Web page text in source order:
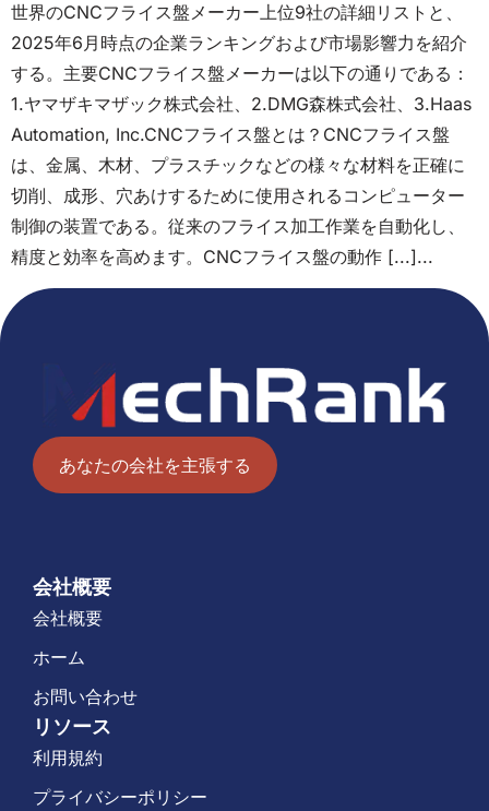
世界のCNCフライス盤メーカー上位9社の詳細リストと、
2025年6月時点の企業ランキングおよび市場影響力を紹介
する。主要CNCフライス盤メーカーは以下の通りである：
1.ヤマザキマザック株式会社、2.DMG森株式会社、3.Haas
Automation, Inc.CNCフライス盤とは？CNCフライス盤
は、金属、木材、プラスチックなどの様々な材料を正確に
切削、成形、穴あけするために使用されるコンピューター
制御の装置である。従来のフライス加工作業を自動化し、
精度と効率を高めます。CNCフライス盤の動作 [...]...
あなたの会社を主張する
会社概要
会社概要
ホーム
お問い合わせ
リソース
利用規約
プライバシーポリシー